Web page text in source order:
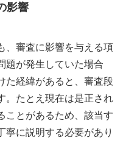
影響
、審査に影響を与える項
題が発生していた場合
た経緯があると、審査段
。たとえ現在は是正され
ことがあるため、該当す
寧に説明する必要があり